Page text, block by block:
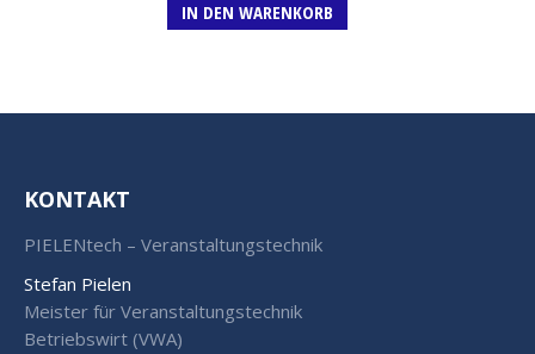
IN DEN WARENKORB
KONTAKT
PIELENtech – Veranstaltungstechnik
Stefan Pielen
Meister für Veranstaltungstechnik
Betriebswirt (VWA)